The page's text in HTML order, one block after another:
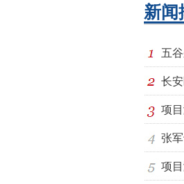
新闻
五
长
项
张
项